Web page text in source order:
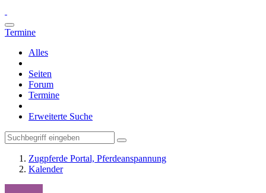
Termine
Alles
Seiten
Forum
Termine
Erweiterte Suche
Zugpferde Portal, Pferdeanspannung
Kalender